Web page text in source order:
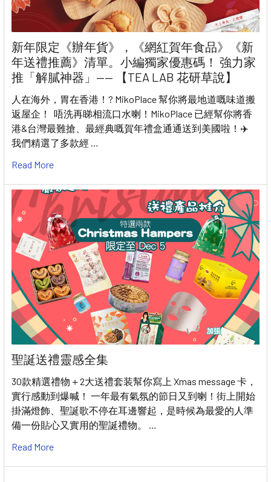
新年限定《辦年貨》，《網紅賀年食品》《新
年送禮推薦》清單。小編獨家優惠碼！ 強力家
推「解膩神器」—— 【TEA LAB 花研草說】
人在海外，胃在香港！? MikoPlace 幫你將最地道嘅味道搬
返屋企！ 唔洗再睇相流口水喇！MikoPlace 已經幫你將香
港&台灣最難搶、最經典嘅賀年禮盒通通送到美國啦！✈️
我們精選了多款經 …
Read More
聖誕送禮靈感全集
30款精選禮物＋2大送禮套装幫你寫上 Xmas message 卡，
實行感動到爆喊！ 一年最有氣氛的節日又到喇！街上開始
掛滿燈飾、聖誕歌不停在耳邊響起，是時候為最愛的人準
備一份貼心又實用的聖誕禮物。 …
Read More